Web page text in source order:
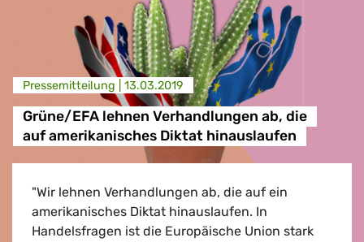
Presse­mitteilung | 13.03.2019
Grüne/EFA lehnen Verhandlungen ab, die
auf amerikanisches Diktat hinauslaufen
"Wir lehnen Verhandlungen ab, die auf ein
amerikanisches Diktat hinauslaufen. In
Handelsfragen ist die Europäische Union stark